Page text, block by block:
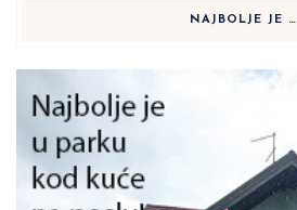
NAJBOLJE JE …